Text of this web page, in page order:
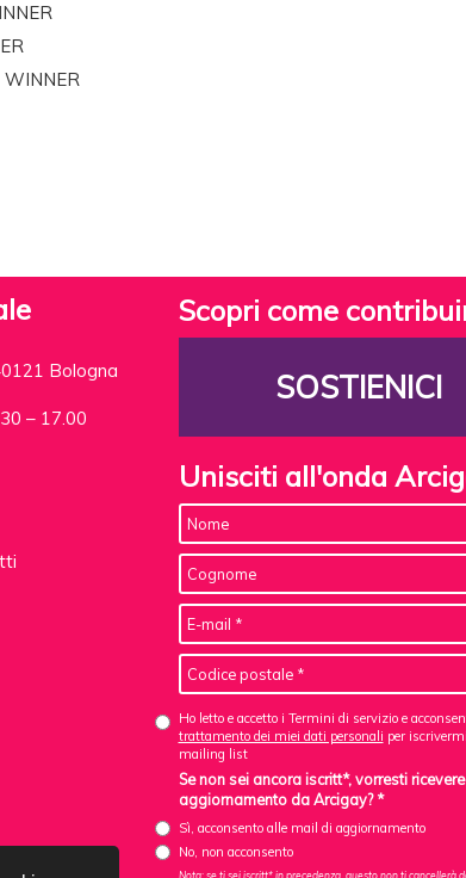
WINNER
Bologna
– 17.00
Scopri come
SOSTIENICI
Unisciti all'onda
Ho letto e accetto i Termini di servizio e
trattamento dei miei dati personali per
mailing list
Se non sei ancora iscritt*, vorresti
aggiornamento da Arcigay? *
Sì, acconsento alle mail di aggiornamento
No, non acconsento
Nota: se ti sei iscritt* in precedenza, questo non ti cancellerà